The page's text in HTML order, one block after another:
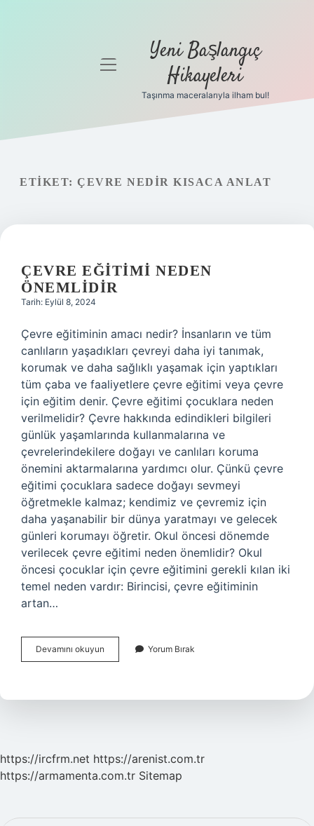
Gizlilik
Yasal Uyarı
Hakkımızda
menüyü
Yeni Başlangıç
Hikayeleri
Taşınma maceralarıyla ilham bul!
ETIKET: ÇEVRE NEDIR KISACA ANLAT
ÇEVRE EĞITIMI NEDEN
ÖNEMLIDIR
Tarih: Eylül 8, 2024
Çevre eğitiminin amacı nedir? İnsanların ve tüm
canlıların yaşadıkları çevreyi daha iyi tanımak,
korumak ve daha sağlıklı yaşamak için yaptıkları
tüm çaba ve faaliyetlere çevre eğitimi veya çevre
için eğitim denir. Çevre eğitimi çocuklara neden
verilmelidir? Çevre hakkında edindikleri bilgileri
günlük yaşamlarında kullanmalarına ve
çevrelerindekilere doğayı ve canlıları koruma
önemini aktarmalarına yardımcı olur. Çünkü çevre
eğitimi çocuklara sadece doğayı sevmeyi
öğretmekle kalmaz; kendimiz ve çevremiz için
daha yaşanabilir bir dünya yaratmayı ve gelecek
günleri korumayı öğretir. Okul öncesi dönemde
verilecek çevre eğitimi neden önemlidir? Okul
öncesi çocuklar için çevre eğitimini gerekli kılan iki
temel neden vardır: Birincisi, çevre eğitiminin
artan…
Devamını okuyun
Eğitimi
Yorum Bırak
https://ircfrm.net https://arenist.com.tr
https://armamenta.com.tr Sitemap